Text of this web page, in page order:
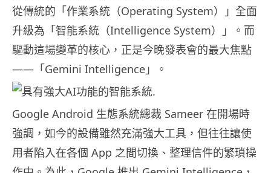
從傳統的「作業系統（Operating System）」全面
升級為「智能系統（Intelligence System）」。而
驅動這場變革的核心，正是今晚發表會的最大焦點
——「Gemini Intelligence」。
Google Android 生態系統總裁 Sameer 在開場時
強調，如今的設備雖然充滿強大工具，但往往讓使
用者陷入在各個 App 之間切換、整理信件的繁瑣操